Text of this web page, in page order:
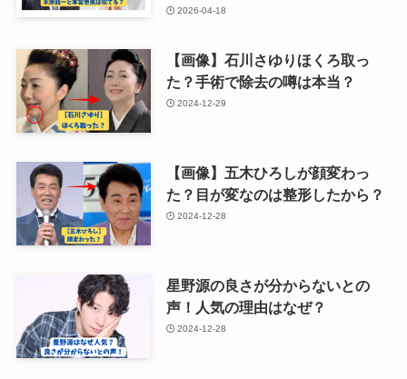
2026-04-18
【画像】石川さゆりほくろ取っ
た？手術で除去の噂は本当？
2024-12-29
【画像】五木ひろしが顔変わっ
た？目が変なのは整形したから？
2024-12-28
星野源の良さが分からないとの
声！人気の理由はなぜ？
2024-12-28